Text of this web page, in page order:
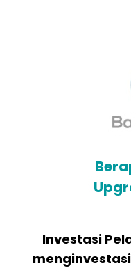
Investasi